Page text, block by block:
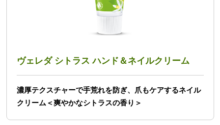
ヴェレダ シトラス ハンド＆ネイルクリーム
濃厚テクスチャーで手荒れを防ぎ、爪もケアするネイル
クリーム＜爽やかなシトラスの香り＞